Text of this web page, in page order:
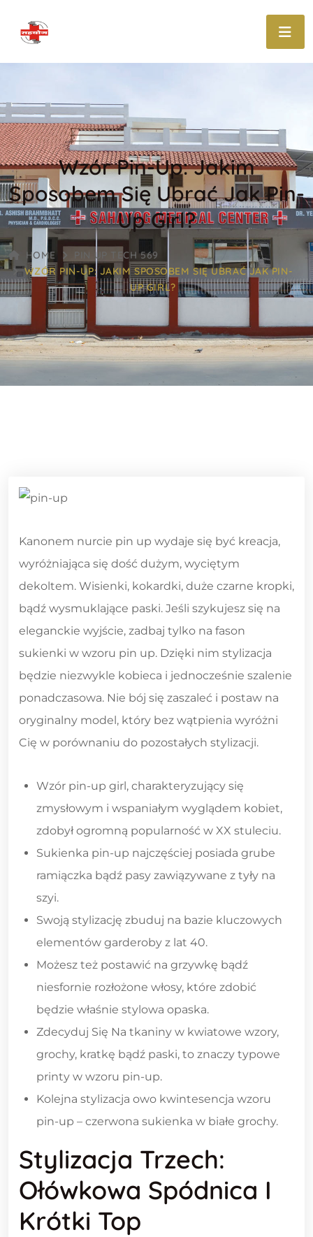
Wzór Pin-Up: Jakim
Sposobem Się Ubrać Jak Pin-
Up Girl?
HOME
PIN UP TECH 569
WZÓR PIN-UP: JAKIM SPOSOBEM SIĘ UBRAĆ JAK PIN-
UP GIRL?
Kanonem nurcie pin up wydaje się być kreacja,
wyróżniająca się dość dużym, wyciętym
dekoltem. Wisienki, kokardki, duże czarne kropki,
bądź wysmuklające paski. Jeśli szykujesz się na
eleganckie wyjście, zadbaj tylko na fason
sukienki w wzoru pin up. Dzięki nim stylizacja
będzie niezwykle kobieca i jednocześnie szalenie
ponadczasowa. Nie bój się zaszaleć i postaw na
oryginalny model, który bez wątpienia wyróżni
Cię w porównaniu do pozostałych stylizacji.
Wzór pin-up girl, charakteryzujący się
zmysłowym i wspaniałym wyglądem kobiet,
zdobył ogromną popularność w XX stuleciu.
Sukienka pin-up najczęściej posiada grube
ramiączka bądź pasy zawiązywane z tyły na
szyi.
Swoją stylizację zbuduj na bazie kluczowych
elementów garderoby z lat 40.
Możesz też postawić na grzywkę bądź
niesfornie rozłożone włosy, które zdobić
będzie właśnie stylowa opaska.
Zdecyduj Się Na tkaniny w kwiatowe wzory,
grochy, kratkę bądź paski, to znaczy typowe
printy w wzoru pin-up.
Kolejna stylizacja owo kwintesencja wzoru
pin-up – czerwona sukienka w białe grochy.
Stylizacja Trzech:
Ołówkowa Spódnica I
Krótki Top